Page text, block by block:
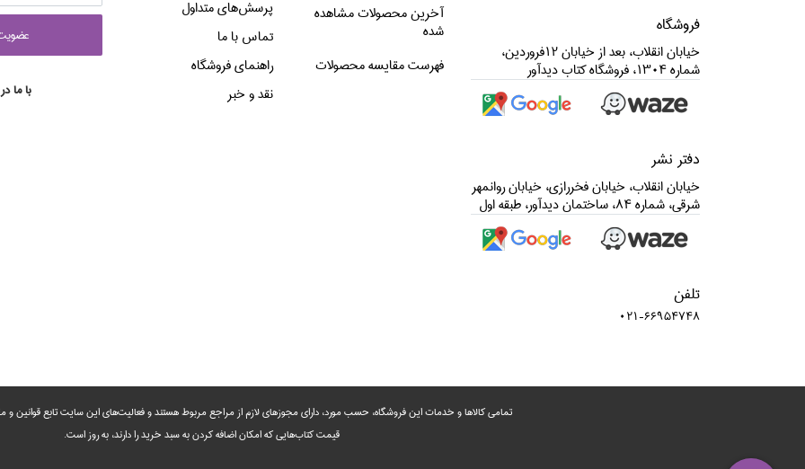
فروشگاه
خيابان انقلاب، بعد از خيابان 12فروردين،
شماره 1304، فروشگاه كتاب ديدآور
دفتر نشر
خيابان انقلاب، خيابان فخررازي، خيابان روانمهر
شرقي، شماره 84، ساختمان ديدآور، طبقه اول
تلفن
021-66954748
آخرین محصولات مشاهده
شده
فهرست مقایسه محصولات
پرسش‌هاي متداول
تماس با ما
راهنماي فروشگاه
نقد و خبر
با ما
تمامی‌ کالاها و خدمات این فروشگاه، حسب مورد،‌ دارای مجوزهای لازم از مراجع مربوط هستند ‌و‌‌ فعالیت‌های این سایت تابع قوانین
قیمت کتاب‌هایی که امکان اضافه کردن به سبد خرید را دارند،‌ به روز است.